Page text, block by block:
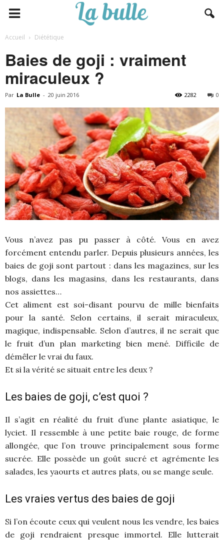
Accueil Diététique
Baies de goji : vraiment
miraculeux ?
Par La Bulle - 20 juin 2016 0
2282
Vous n’avez pas pu passer à côté. Vous en avez
forcément entendu parler. Depuis plusieurs années, les
baies de goji sont partout : dans les magazines, sur les
blogs, dans les magasins, dans les restaurants, dans
nos assiettes…
Cet aliment est soi-disant pourvu de mille bienfaits
pour la santé. Selon certains, il serait miraculeux,
magique, indispensable. Selon d’autres, il ne serait que
le fruit d’un plan marketing bien mené. Difficile de
démêler le vrai du faux.
Et si la vérité se situait entre les deux ?
Les baies de goji, c’est quoi ?
Il s’agit en réalité du fruit d’une plante asiatique, le
lyciet. Il ressemble à une petite baie rouge, de forme
allongée, que l’on trouve principalement sous forme
sucrée. Elle possède un goût sucré et agrémente les
salades, les yaourts et autres plats, ou se mange seule.
Les vraies vertus des baies de goji
Si l’on écoute ceux qui veulent nous les vendre, les baies
de goji rendraient presque immortel. Elle lutterait